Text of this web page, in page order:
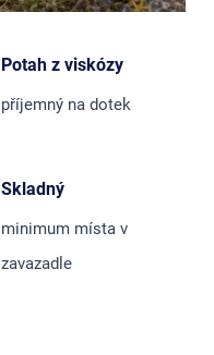
Potah z viskózy
příjemný na dotek
Skladný
minimum místa v
zavazadle